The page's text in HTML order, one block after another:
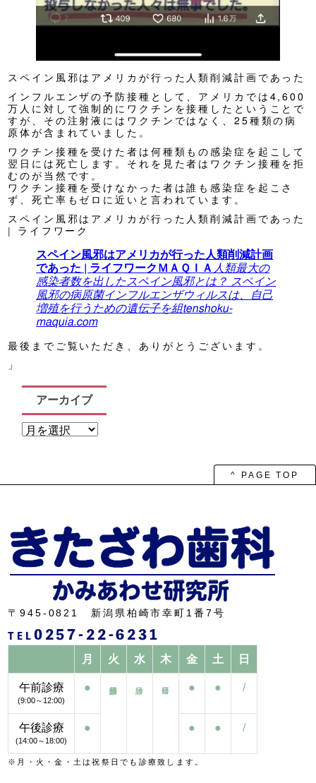
スペイン風邪はアメリカが行った人類削減計画であった
インフルエンザの予防接種として、アメリカでは4,600
万人に対して強制的にワクチンを接種したということで
すが、その注射液にはワクチンではなく、25種類の病
原体が含まれていました。
ワクチン接種を受けた者は何種類もの感染症を起こして
翌日には死亡します。それを見た者はワクチン接種を拒
むのが当然です。
ワクチン接種を受けなかった者は誰も感染症を起こさ
ず、死亡率もゼロに近いと言われています。
スペイン風邪はアメリカが行った人類削減計画であった
| ライフワーク
スペイン風邪はアメリカが行った人類削減計画
であった | ライフワークＭＡＱＩＡ 人類最大の
感染者数を出したスペイン風邪とは？ スペイン
風邪の病原菌インフルエンザウィルスは、自己
増殖を行うための遺伝子を組tenshoku-
maquia.com
最後までご覧いただき、ありがとうございます。
」
アーカイブ
ア
ー
^ PAGE TOP
〒945-0821 新潟県柏崎市幸町1番7号
TEL 0257-22-6231
月 火 水 木 金 土 日
午前診療
(9:00～12:00)
● ● ● /
午後診療
(14:00～18:00)
● ● ● /
※月・火・金・土は祝祭日でも診療致します。